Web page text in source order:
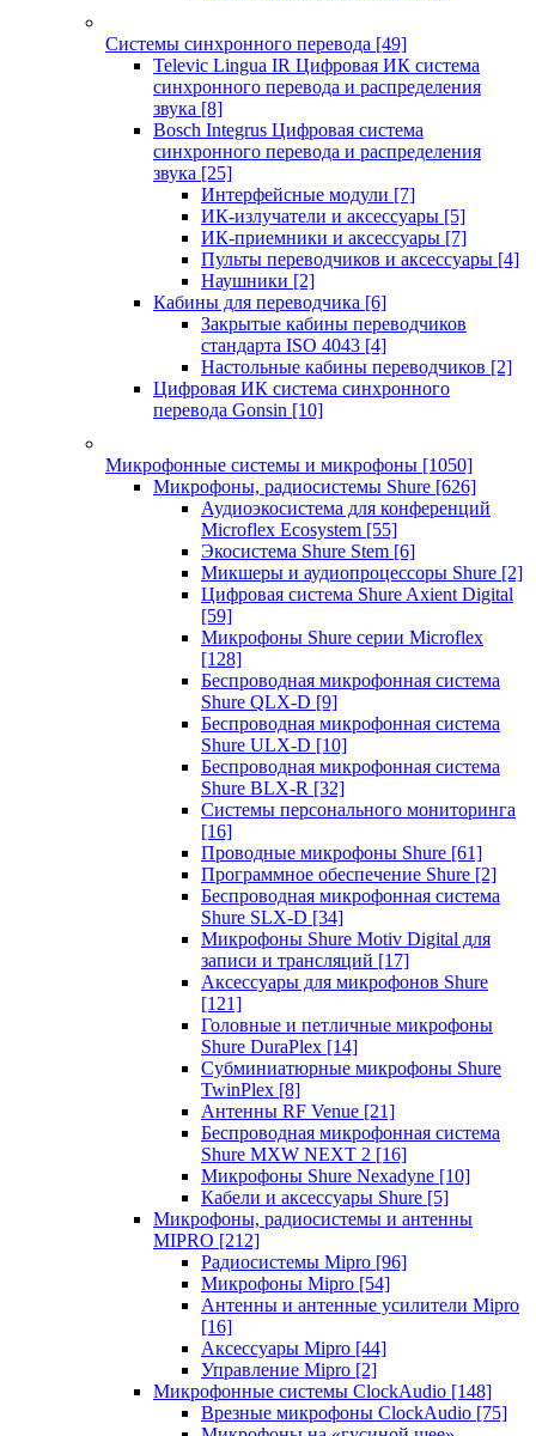
Системы синхронного перевода [49]
Televic Lingua IR Цифровая ИК система
синхронного перевода и распределения
звука [8]
Bosch Integrus Цифровая система
синхронного перевода и распределения
звука [25]
Интерфейсные модули [7]
ИК-излучатели и аксессуары [5]
ИК-приемники и аксессуары [7]
Пульты переводчиков и аксессуары [4]
Наушники [2]
Кабины для переводчика [6]
Закрытые кабины переводчиков
стандарта ISO 4043 [4]
Настольные кабины переводчиков [2]
Цифровая ИК система синхронного
перевода Gonsin [10]
Микрофонные системы и микрофоны [1050]
Микрофоны, радиосистемы Shure [626]
Аудиоэкосистема для конференций
Microflex Ecosystem [55]
Экосистема Shure Stem [6]
Микшеры и аудиопроцессоры Shure [2]
Цифровая система Shure Axient Digital
[59]
Микрофоны Shure серии Microflex
[128]
Беспроводная микрофонная система
Shure QLX-D [9]
Беспроводная микрофонная система
Shure ULX-D [10]
Беспроводная микрофонная система
Shure BLX-R [32]
Системы персонального мониторинга
[16]
Проводные микрофоны Shure [61]
Программное обеспечение Shure [2]
Беспроводная микрофонная система
Shure SLX-D [34]
Микрофоны Shure Motiv Digital для
записи и трансляций [17]
Аксессуары для микрофонов Shure
[121]
Головные и петличные микрофоны
Shure DuraPlex [14]
Субминиатюрные микрофоны Shure
TwinPlex [8]
Антенны RF Venue [21]
Беспроводная микрофонная система
Shure MXW NEXT 2 [16]
Микрофоны Shure Nexadyne [10]
Кабели и аксессуары Shure [5]
Микрофоны, радиосистемы и антенны
MIPRO [212]
Радиосистемы Mipro [96]
Микрофоны Mipro [54]
Антенны и антенные усилители Mipro
[16]
Аксессуары Mipro [44]
Управление Mipro [2]
Микрофонные системы ClockAudio [148]
Врезные микрофоны ClockAudio [75]